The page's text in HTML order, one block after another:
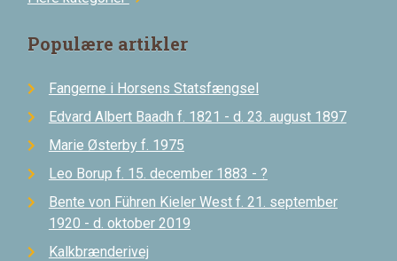
Populære artikler
Fangerne i Horsens Statsfængsel
Edvard Albert Baadh f. 1821 - d. 23. august 1897
Marie Østerby f. 1975
Leo Borup f. 15. december 1883 - ?
Bente von Führen Kieler West f. 21. september
1920 - d. oktober 2019
Kalkbrænderivej